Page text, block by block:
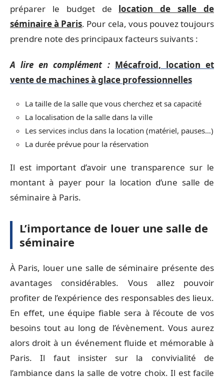
préparer le budget de location de salle de
séminaire à Paris. Pour cela, vous pouvez toujours
prendre note des principaux facteurs suivants :
A lire en complément : Mécafroid, location et
vente de machines à glace professionnelles
La taille de la salle que vous cherchez et sa capacité
La localisation de la salle dans la ville
Les services inclus dans la location (matériel, pauses…)
La durée prévue pour la réservation
Il est important d’avoir une transparence sur le
montant à payer pour la location d’une salle de
séminaire à Paris.
L’importance de louer une salle de
séminaire
À Paris, louer une salle de séminaire présente des
avantages considérables. Vous allez pouvoir
profiter de l’expérience des responsables des lieux.
En effet, une équipe fiable sera à l’écoute de vos
besoins tout au long de l’évènement. Vous aurez
alors droit à un événement fluide et mémorable à
Paris. Il faut insister sur la convivialité de
l’ambiance dans la salle de votre choix. Il est facile